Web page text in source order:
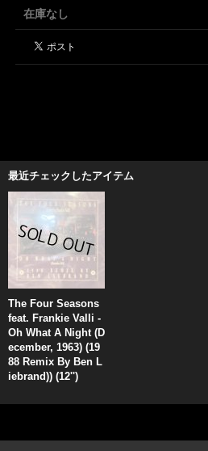
在庫なし
最近チェックしたアイテム
The Four Seasons
feat. Frankie Valli -
Oh What A Night (D
ecember, 1963) (19
88 Remix By Ben L
iebrand)) (12'')